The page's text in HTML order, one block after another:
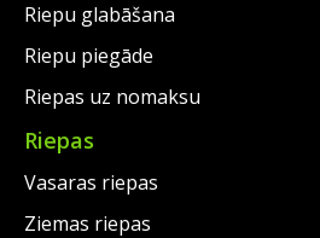
Riepu glabāšana
Riepu piegāde
Riepas uz nomaksu
Riepas
Vasaras riepas
Ziemas riepas